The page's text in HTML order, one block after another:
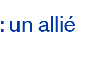
: un allié